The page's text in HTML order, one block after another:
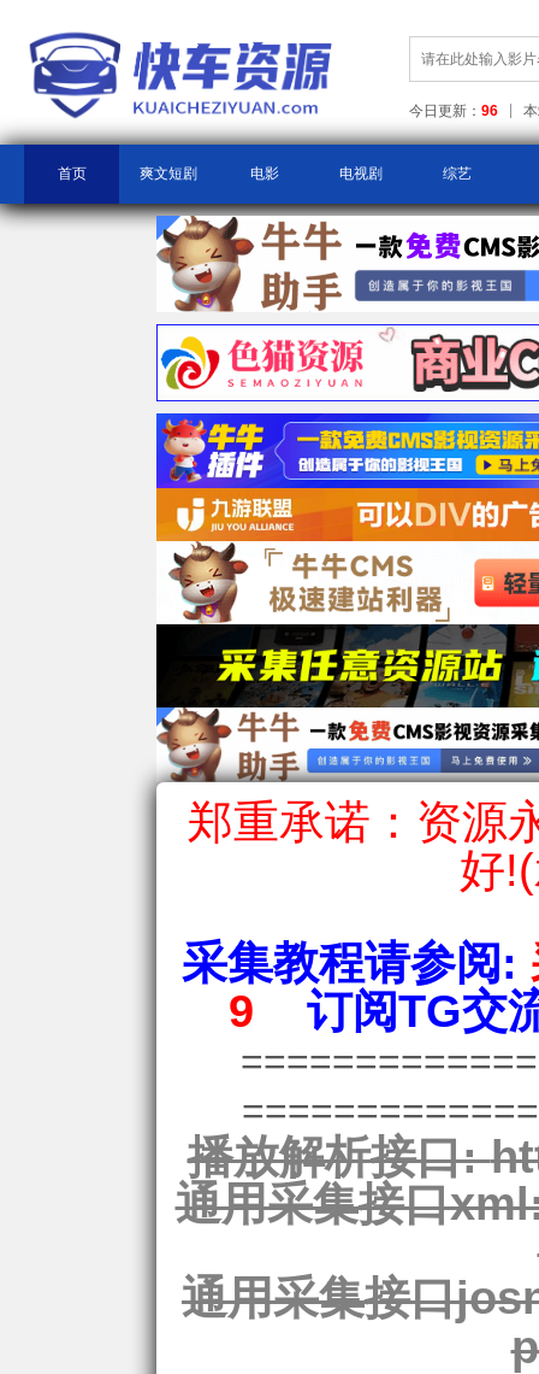
今日更新： 96
首页 爽文短剧 电影 电视剧 综艺
郑重承诺：资源
好
采集教程请参阅:
9
订阅TG交
播放解析接口:
通用采集接口
通用采集接口